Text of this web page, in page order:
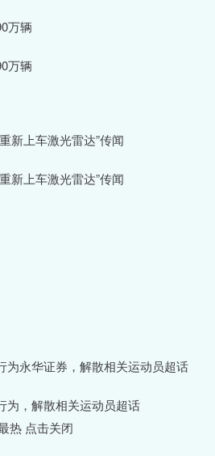
万辆
万辆
新上车激光雷达”传闻
新上车激光雷达”传闻
为永华证券，解散相关运动员超话
为，解散相关运动员超话
热 点击关闭